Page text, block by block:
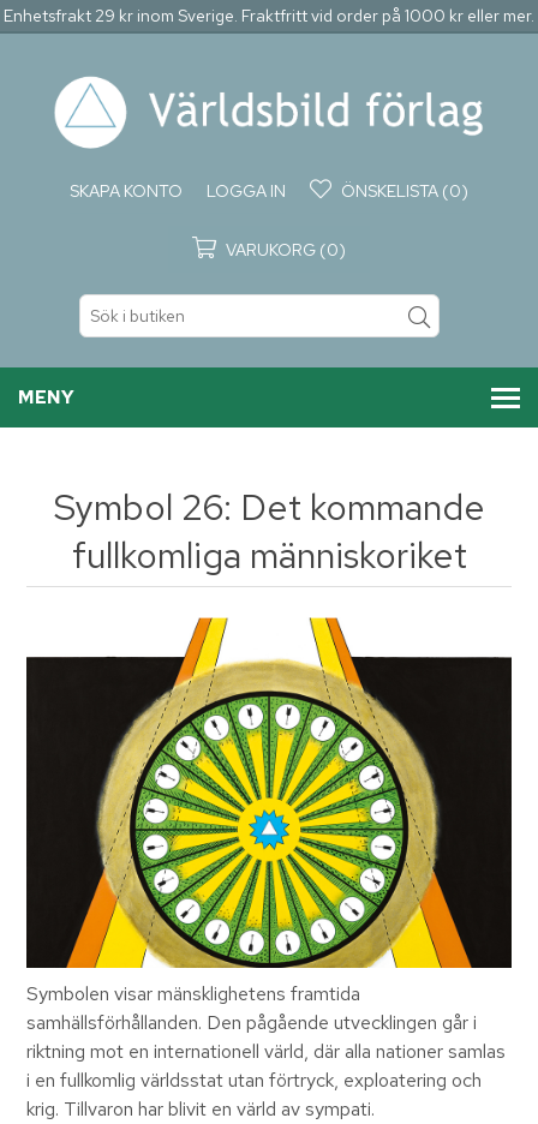
Enhetsfrakt 29 kr inom Sverige. Fraktfritt vid order på 1000 kr eller mer.
SKAPA KONTO LOGGA IN ÖNSKELISTA (0)
VARUKORG (0)
MENY
Symbol 26: Det kommande
fullkomliga människoriket
Symbolen visar mänsklighetens framtida
samhällsförhållanden. Den pågående utvecklingen går i
riktning mot en internationell värld, där alla nationer samlas
i en fullkomlig världsstat utan förtryck, exploatering och
krig. Tillvaron har blivit en värld av sympati.